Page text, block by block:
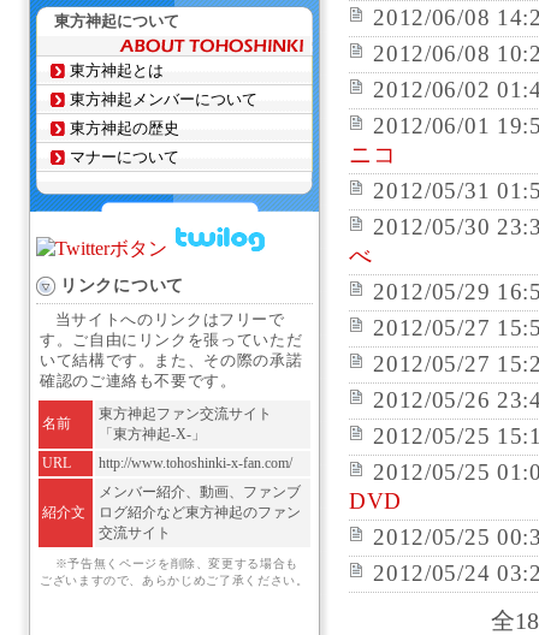
2012/06/08
2012/06/08
2012/06/02
2012/06/01
ニコ
2012/05/31
2012/05/30
べ
2012/05/29
2012/05/27
2012/05/27
2012/05/26
2012/05/25
2012/05/25
DVD
2012/05/25
2012/05/24
全
東方神起について
東方神起とは
東方神起メンバーについて
東方神起の歴史
マナーについて
リンクについて
当サイトへのリンクはフリーで
す。ご自由にリンクを張っていただ
いて結構です。また、その際の承諾
確認のご連絡も不要です。
名前
東方神起ファン交流サイト
「東方神起-X-」
URL
http://www.tohoshinki-x-fan.com/
紹介文
メンバー紹介、動画、ファンブ
ログ紹介など東方神起のファン
交流サイト
※予告無くページを削除、変更する場合も
ございますので、あらかじめご了承ください。